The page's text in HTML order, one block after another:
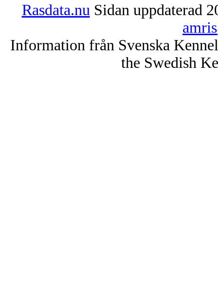
Rasdata.nu Sidan uppdaterad
Information från Svenska
the Swedish